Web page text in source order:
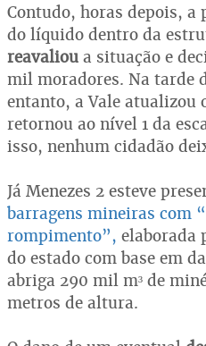
Contudo, horas depois,
do líquido dentro da
reavaliou a situação e
mil moradores. Na tarde
entanto, a Vale atualizou
retornou ao nível 1 da
isso, nenhum cidadão
Já Menezes 2 esteve
barragens mineiras com
rompimento”, elaborada
do estado com base em
abriga 290 mil m³ de
metros de altura.